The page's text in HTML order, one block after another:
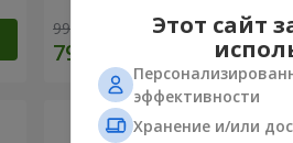
999 грн
Этот сайт
эффективности
Хранение и/или